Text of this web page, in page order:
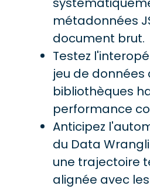
métadonnées
document brut.
Testez
jeu de données
bibliothèques
performance
Anticipez
du Data
une trajectoire
alignée avec